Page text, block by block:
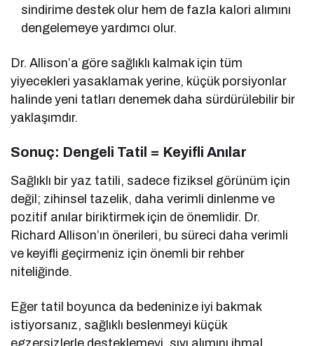
sindirime destek olur hem de fazla kalori alımını
dengelemeye yardımcı olur.
Dr. Allison’a göre sağlıklı kalmak için tüm
yiyecekleri yasaklamak yerine, küçük porsiyonlar
halinde yeni tatları denemek daha sürdürülebilir bir
yaklaşımdır.
Sonuç: Dengeli Tatil = Keyifli Anılar
Sağlıklı bir yaz tatili, sadece fiziksel görünüm için
değil; zihinsel tazelik, daha verimli dinlenme ve
pozitif anılar biriktirmek için de önemlidir. Dr.
Richard Allison’ın önerileri, bu süreci daha verimli
ve keyifli geçirmeniz için önemli bir rehber
niteliğinde.
Eğer tatil boyunca da bedeninize iyi bakmak
istiyorsanız, sağlıklı beslenmeyi küçük